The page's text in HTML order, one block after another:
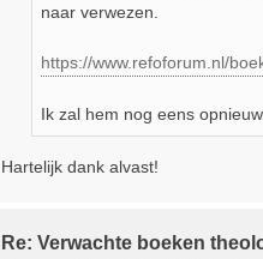
naar verwezen.
https://www.refoforum.nl/
Ik zal hem nog eens
Hartelijk dank alvast!
Re: Verwachte boeken